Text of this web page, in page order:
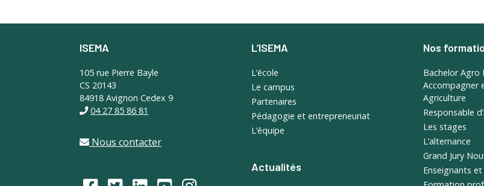
ISEMA
105 rue Pierre Bayle
CS 20143
84918 Avignon Cedex 9
04 27 85 86 81
Nous contacter
L’ISEMA
L’école
Le campus
Partenaires
Pédagogie et entrepreneuriat
L’équipe
Actualités
Nos
Bachelor Agro
Accompagner
Agriculture
Responsable
Les stages
L’alternance
Grand Jury
Enseignants